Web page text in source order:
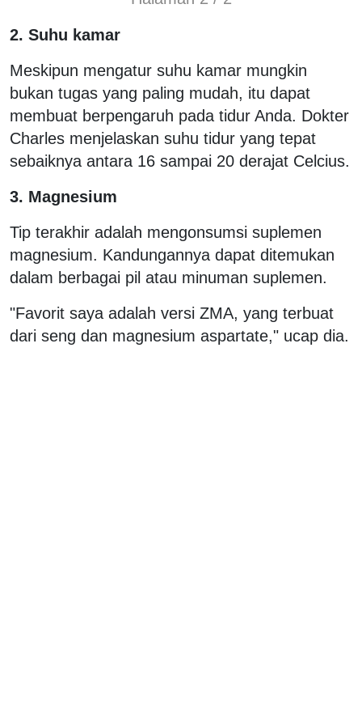
2. Suhu kamar
Meskipun mengatur suhu kamar mungkin
bukan tugas yang paling mudah, itu dapat
membuat berpengaruh pada tidur Anda. Dokter
Charles menjelaskan suhu tidur yang tepat
sebaiknya antara 16 sampai 20 derajat Celcius.
3. Magnesium
Tip terakhir adalah mengonsumsi suplemen
magnesium. Kandungannya dapat ditemukan
dalam berbagai pil atau minuman suplemen.
"Favorit saya adalah versi ZMA, yang terbuat
dari seng dan magnesium aspartate," ucap dia.